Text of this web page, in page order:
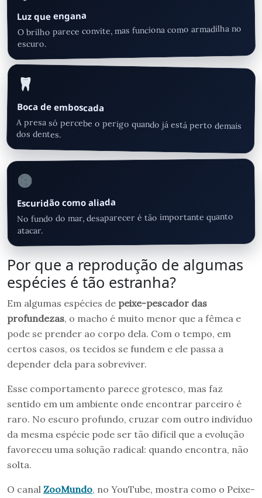
Luz que engana
O brilho parece convite, mas funciona como armadilha no
escuro.
Boca de emboscada
A presa só percebe o perigo quando já está perto demais
dos dentes.
Escuridão como aliada
No fundo do mar, desaparecer é tão importante quanto
atacar.
Por que a reprodução de algumas
espécies é tão estranha?
Em algumas espécies de peixe-pescador das
profundezas, o macho é muito menor que a fêmea e
pode se prender ao corpo dela. Com o tempo, em
certos casos, os tecidos se fundem e ele passa a
depender dela para sobreviver.
Esse comportamento parece grotesco, mas faz
sentido em um ambiente onde encontrar parceiro é
raro. No escuro profundo, cruzar com outro indivíduo
da mesma espécie pode ser tão difícil que a evolução
favoreceu uma solução radical: quando encontra, não
solta.
O canal ZooMundo, no YouTube, mostra como o Peixe-